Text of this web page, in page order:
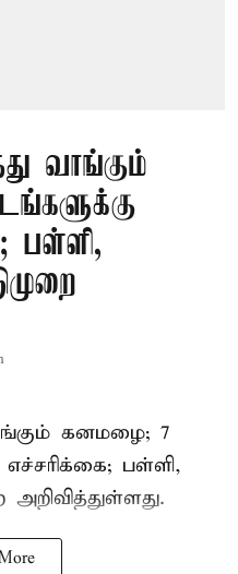
வாங்கும்
பள்ளி,
கனமழை; 7
பள்ளி,
அறிவித்துள்ளது.